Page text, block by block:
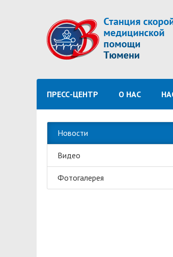
ПРЕСС-ЦЕНТР О НАС
Новости
Видео
Фотогалерея